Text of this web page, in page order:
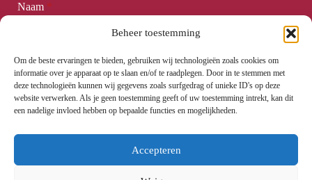
Beheer toestemming
Om de beste ervaringen te bieden, gebruiken wij technologieën zoals cookies om
informatie over je apparaat op te slaan en/of te raadplegen. Door in te stemmen met
deze technologieën kunnen wij gegevens zoals surfgedrag of unieke ID's op deze
website verwerken. Als je geen toestemming geeft of uw toestemming intrekt, kan dit
een nadelige invloed hebben op bepaalde functies en mogelijkheden.
Accepteren
Naam *
Email *
Meld me aan